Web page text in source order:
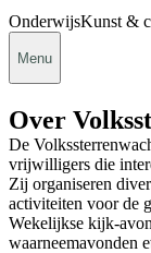
OnderwijsKunst &
Menu
Over
De
vrijwilligers die
Zij organiseren
activiteiten voor de
Wekelijkse kijk-
waarneemavonden